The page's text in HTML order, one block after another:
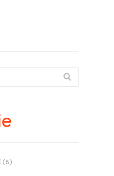
(8)